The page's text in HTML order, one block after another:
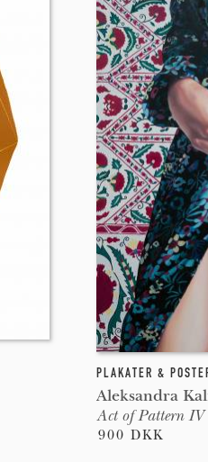
PLAKATER &
Aleksandra
Act of Pattern IV
900 DKK